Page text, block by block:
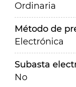
Ordinaria
Método de
Electrónica
Subasta
No